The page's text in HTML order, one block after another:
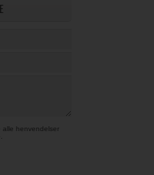
henvendelser